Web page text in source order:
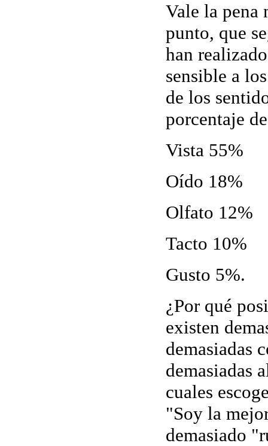
Vale la pena
punto, que
han
sensible a
de los
porcentaje
Vista 55%
Oído 18%
Olfato 12%
Tacto 10%
Gusto 5%.
¿Por qué
existen
demasiadas
demasiadas
cuales
"Soy la
demasiado